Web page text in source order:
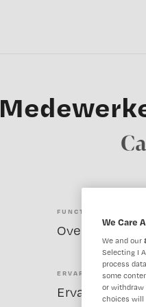
FUNCTIE
ERVARING
Ervaren
We Care
We and our
Selecting I
process
some
or withdraw
choices will